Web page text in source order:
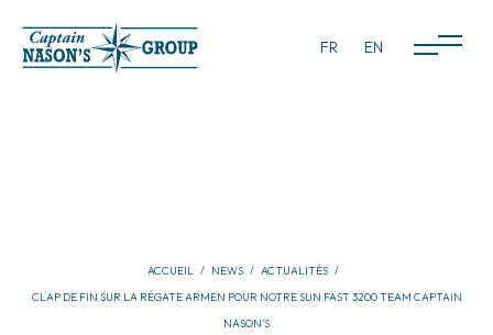
FR EN
ACCUEIL NEWS
ACTUALITÉS
CLAP DE FIN SUR LA RÉGATE ARMEN POUR NOTRE SUN FAST 3200 TEAM CAPTAIN
NASON'S